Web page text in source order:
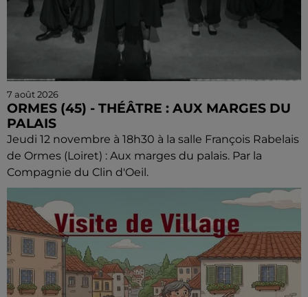
7 août 2026
ORMES (45) - THÉÂTRE : AUX MARGES DU
PALAIS
Jeudi 12 novembre à 18h30 à la salle François Rabelais
de Ormes (Loiret) : Aux marges du palais. Par la
Compagnie du Clin d'Oeil.